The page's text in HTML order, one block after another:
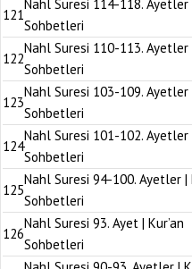
121
Nahl Suresi 114-118. Ayetler
Sohbetleri
122
Nahl Suresi 110-113. Ayetler
Sohbetleri
123
Nahl Suresi 103-109. Ayetler
Sohbetleri
124
Nahl Suresi 101-102. Ayetler
Sohbetleri
125
Nahl Suresi 94-100. Ayetler |
Sohbetleri
126
Nahl Suresi 93. Ayet | Kur’an
Sohbetleri